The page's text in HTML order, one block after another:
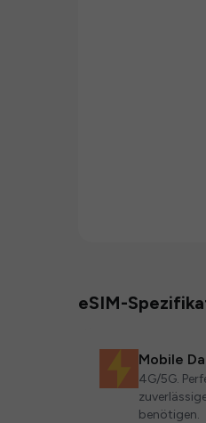
eSIM-
Mobile
4G/5G.
benötigen.